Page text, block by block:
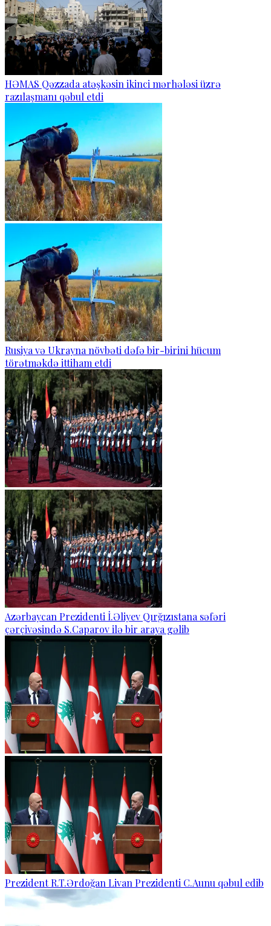
HƏMAS Qəzzada atəşkəsin ikinci mərhələsi üzrə
razılaşmanı qəbul etdi
Rusiya və Ukrayna növbəti dəfə bir-birini hücum
törətməkdə ittiham etdi
Azərbaycan Prezidenti İ.Əliyev Qırğızıstana səfəri
çərçivəsində S.Caparov ilə bir araya gəlib
Prezident R.T.Ərdoğan Livan Prezidenti C.Aunu qəbul edib